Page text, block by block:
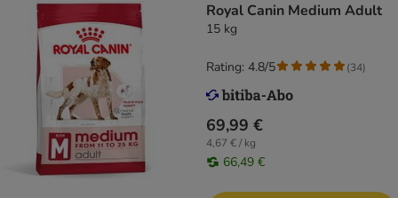
Royal Canin Medium Adult
15 kg
69,99 €
4,67 € / kg
66,49 €
Rating: 4.8/5 (34)